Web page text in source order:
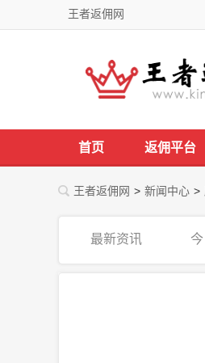
王者返佣网
首页 返佣平台
王者返佣网 > 新闻中心 >
最新资讯